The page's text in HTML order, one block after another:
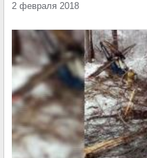
2 февраля 2018